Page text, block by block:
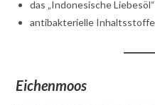
das „Indonesische
antibakterielle Inhaltsstoffe
Eichenmoos